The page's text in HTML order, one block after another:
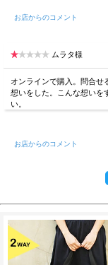
お店からのコメント
ムラタ様
オンラインで購入。問合せ
想いをした。こんな想いを
い。
お店からのコメント